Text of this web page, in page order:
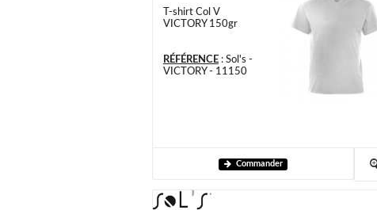
T-shirt Col V
VICTORY 150gr
RÉFÉRENCE: Sol's -
VICTORY - 11150
Commander